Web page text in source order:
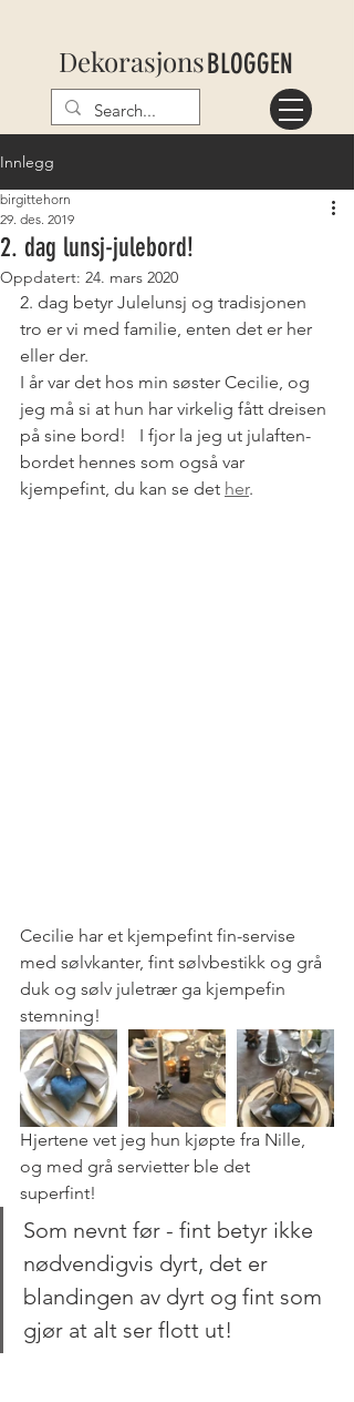
DekorasjonsBLOGGEN
Innlegg
2. dag lunsj-julebord!
birgittehorn
29. des. 2019
Oppdatert: 24. mars 2020
2. dag betyr Julelunsj og tradisjonen
tro er vi med familie, enten det er her
eller der.
I år var det hos min søster Cecilie, og
jeg må si at hun har virkelig fått dreisen
på sine bord!   I fjor la jeg ut julaften-
bordet hennes som også var
kjempefint, du kan se det her.
Cecilie har et kjempefint fin-servise
med sølvkanter, fint sølvbestikk og grå
duk og sølv juletrær ga kjempefin
stemning!
Hjertene vet jeg hun kjøpte fra Nille,
og med grå servietter ble det
superfint!
Som nevnt før - fint betyr ikke
nødvendigvis dyrt, det er
blandingen av dyrt og fint som
gjør at alt ser flott ut!